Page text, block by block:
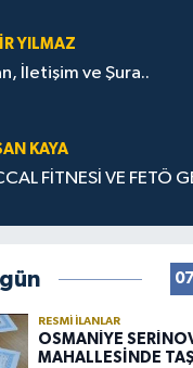
YILMAZ
İletişim ve Şura..
KAYA
FİTNESİ VE FETÖ
RESMI İLANLAR
OSMANİYE
MAHALLESİNDE